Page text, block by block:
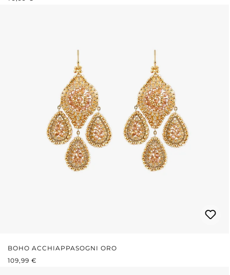
BOHO ACCHIAPPASOGNI ORO
PREZZO NORMALE:
109,99 €